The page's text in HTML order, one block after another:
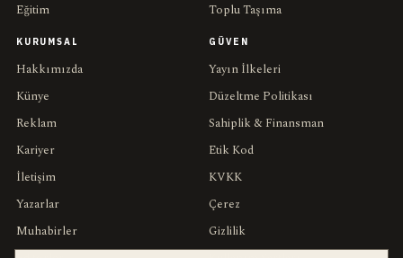
Eğitim
Toplu Taşıma
KURUMSAL
Hakkımızda
Künye
Reklam
Kariyer
İletişim
Yazarlar
Muhabirler
GÜVEN
Yayın İlkeleri
Düzeltme Politikası
Sahiplik & Finansman
Etik Kod
KVKK
Çerez
Gizlilik